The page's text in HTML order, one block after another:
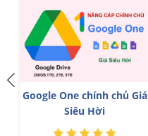
Google One chính chủ Giá
Siêu Hời